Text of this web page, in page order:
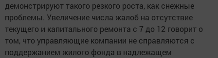
демонстрируют такого резкого роста, как снежные
проблемы. Увеличение числа жалоб на отсутствие
текущего и капитального ремонта с 7 до 12 говорит о
том, что управляющие компании не справляются с
поддержанием жилого фонда в надлежащем